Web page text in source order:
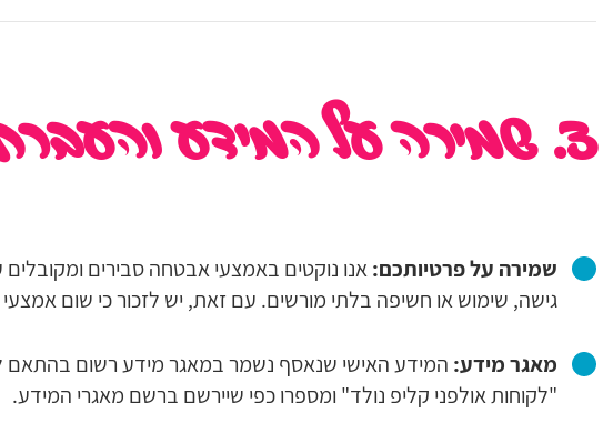
3. שמירה על המידע והעברתו
שמירה על פרטיותכם:אנו נוקטים באמצעי אבטחה סבירים
גישה, שימוש או חשיפה בלתי מורשים. עם זאת, יש לזכור כי שום
מאגר מידע: המידע האישי שנאסף נשמר במאגר מידע רשום בהתאם
"לקוחות אולפני קליפ נולד" ומספרו כפי שיירשם ברשם מאגרי המידע.